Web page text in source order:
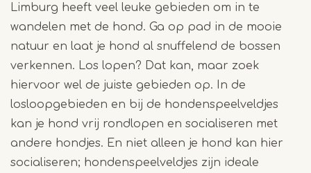
Limburg heeft veel leuke gebieden om in te
wandelen met de hond. Ga op pad in de mooie
natuur en laat je hond al snuffelend de bossen
verkennen. Los lopen? Dat kan, maar zoek
hiervoor wel de juiste gebieden op. In de
losloopgebieden en bij de hondenspeelveldjes
kan je hond vrij rondlopen en socialiseren met
andere hondjes. En niet alleen je hond kan hier
socialiseren; hondenspeelveldjes zijn ideale